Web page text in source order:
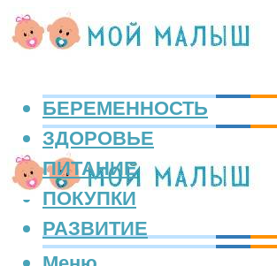
БЕРЕМЕННОСТЬ
ЗДОРОВЬЕ
ПИТАНИЕ
ПОКУПКИ
РАЗВИТИЕ